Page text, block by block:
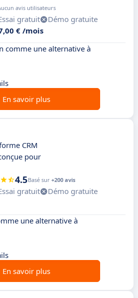
avis utilisateurs
gratuit
Démo gratuite
€ /mois
comme une alternative à
En savoir plus
CRM
pour
4.5Basé sur +200 avis
gratuit
Démo gratuite
une alternative à
En savoir plus